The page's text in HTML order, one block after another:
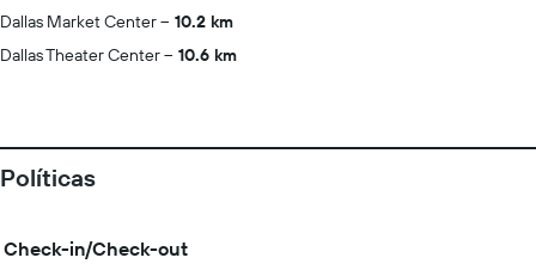
Dallas Market Center
10.2 km
Dallas Theater Center
10.6 km
Políticas
Check-in/Check-out